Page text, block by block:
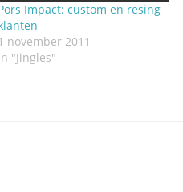
Impact: custom en resing
november 2011
"Jingles"